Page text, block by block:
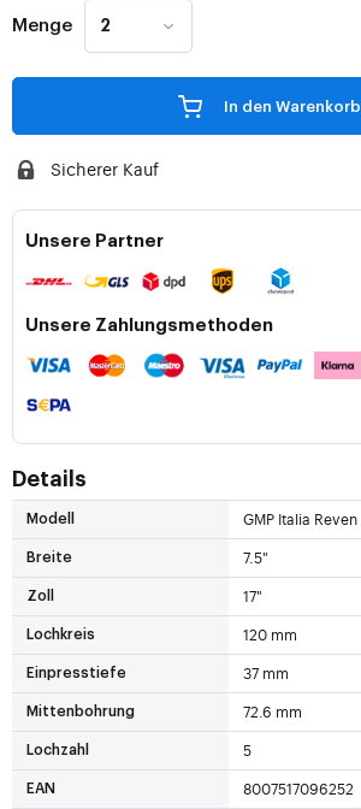
Menge
In den Warenkorb
Sicherer Kauf
Unsere Partner
Unsere Zahlungsmethoden
Details
Modell GMP Italia Reven
Breite 7.5"
Zoll 17"
Lochkreis 120 mm
Einpresstiefe 37 mm
Mittenbohrung 72.6 mm
Lochzahl 5
EAN 8007517096252